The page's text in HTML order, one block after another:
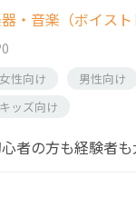
・音楽（ボイス
0
女性向け
男性向け
キッズ向け
者の方も経験者